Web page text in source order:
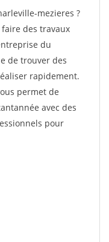
mezieres ?
des travaux
du
de trouver des
rapidement.
permet de
avec des
pour